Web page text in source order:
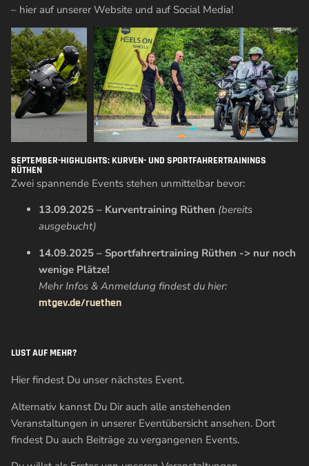
– hier auf unserer Website und auf Social Media!
SEPTEMBER-HIGHLIGHTS: KURVEN- UND SPORTFAHRERTRAININGS
RÜTHEN
Zwei spannende Events stehen unmittelbar bevor:
13.09.2025 – Kurventraining Rüthen (bereits
ausgebucht)
14.09.2025 – Sportfahrertraining Rüthen -> nur noch
wenige Plätze!
Mehr Infos & Anmeldung findest du hier:
mtgev.de/ruethen
LUST AUF MEHR?
Hier findest Du unser nächstes Event.
Alternativ kannst Du Dir auch alle anstehenden
Veranstaltungen in unserer Eventübersicht ansehen. Dort
findest Du auch Beiträge zu vergangenen Events.